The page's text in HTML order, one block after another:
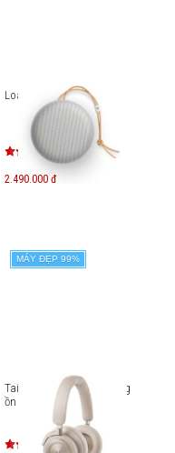
Loa B&O Beoplay A1
2.490.000 đ
MÁY ĐẸP 99%
Tai nghe không dây chống
ồn B&O Beoplay HX